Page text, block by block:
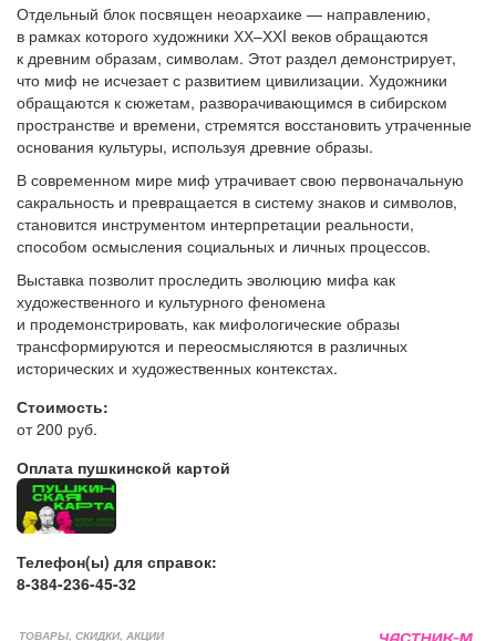
Отдельный блок посвящен неоархаике — направлению,
в рамках которого художники ХХ–ХХI веков обращаются
к древним образам, символам. Этот раздел демонстрирует,
что миф не исчезает с развитием цивилизации. Художники
обращаются к сюжетам, разворачивающимся в сибирском
пространстве и времени, стремятся восстановить утраченные
основания культуры, используя древние образы.
В современном мире миф утрачивает свою первоначальную
сакральность и превращается в систему знаков и символов,
становится инструментом интерпретации реальности,
способом осмысления социальных и личных процессов.
Выставка позволит проследить эволюцию мифа как
художественного и культурного феномена
и продемонстрировать, как мифологические образы
трансформируются и переосмысляются в различных
исторических и художественных контекстах.
Стоимость:
от 200 руб.
Оплата пушкинской картой
Телефон(ы) для справок:
8-384-236-45-32
ТОВАРЫ, СКИДКИ, АКЦИИ